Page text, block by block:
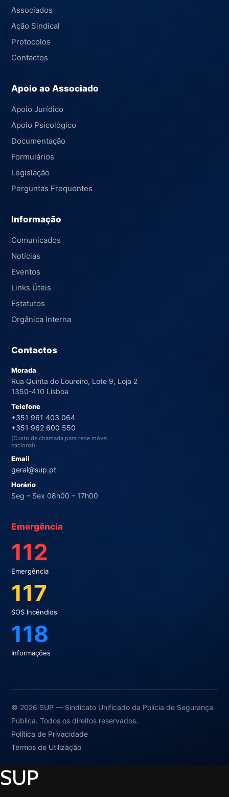
Associados
Ação Sindical
Protocolos
Contactos
Apoio ao Associado
Apoio Jurídico
Apoio Psicológico
Documentação
Formulários
Legislação
Perguntas Frequentes
Informação
Comunicados
Notícias
Eventos
Links Úteis
Estatutos
Orgânica Interna
Contactos
Morada
Rua Quinta do Loureiro, Lote 9, Loja 2
1350-410 Lisboa
Telefone
+351 961 403 064
+351 962 600 550
(Custo de chamada para rede móvel
nacional)
Email
geral@sup.pt
Horário
Seg – Sex 08h00 – 17h00
Emergência
112
Emergência
117
SOS Incêndios
118
Informações
© 2026 SUP — Sindicato Unificado da Polícia de Segurança
Pública. Todos os direitos reservados.
Política de Privacidade
Termos de Utilização
SUP